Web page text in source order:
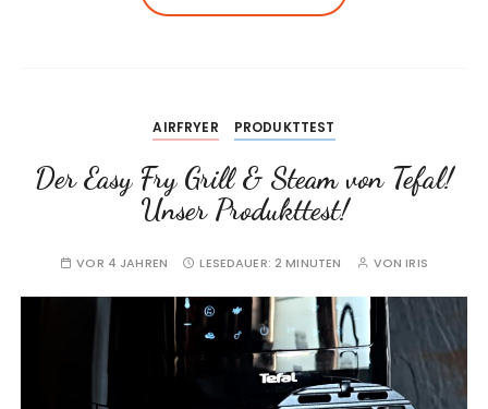
AIRFRYER PRODUKTTEST
Der Easy Fry Grill & Steam von Tefal!
Unser Produkttest!
VOR 4 JAHREN LESEDAUER:2 MINUTEN VONIRIS